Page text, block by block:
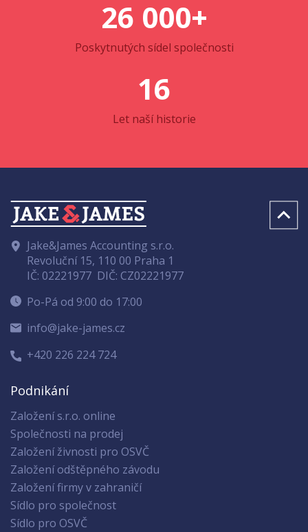
26 000+
Poskytnutých sídel společnosti
16
Let naší historie
Jake&James Accounting s.r.o.
Revoluční 15, 110 00 Praha 1
IČ: 02221977 DIČ: CZ02221977
Po-Pá od 9:00 do 17:00
info@jake-james.cz
+420 226 224 724
Podnikání
Založení s.r.o. online
Společnosti na prodej
Založení živnosti pro OSVČ
Založení odštěpného závodu
Založení firmy v zahraničí
Sídlo pro společnost
Sídlo pro OSVČ